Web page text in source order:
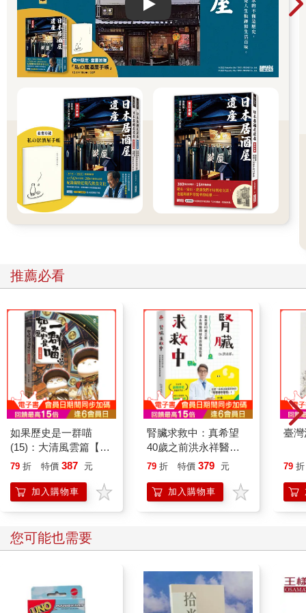
Play video
推薦必看
如果歷史是一群喵
(15)：大清風雲篇【萌
貓漫畫學歷史】
79 折 特價 387 元
加入購物車
腎臟求救中：真希望
40歲之前洪永祥醫師
就告訴我這些事
79 折 特價 379 元
加入購物車
臺
79 折
您可能也需要